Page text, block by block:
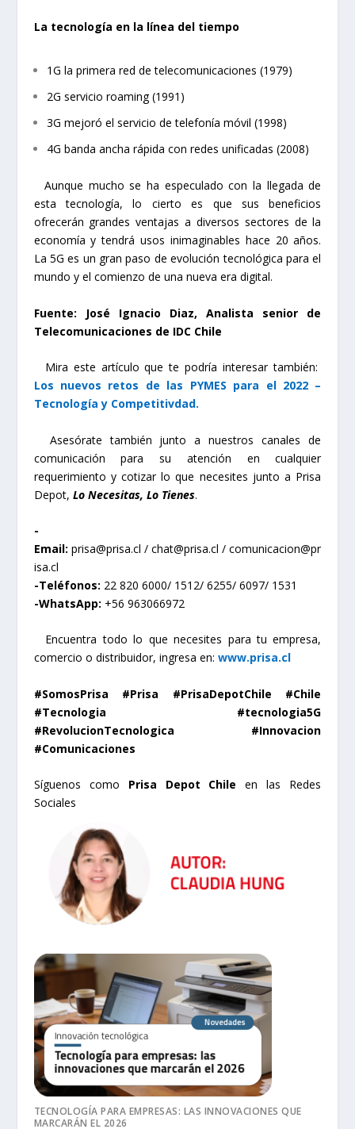
La tecnología en la línea del tiempo
1G la primera red de telecomunicaciones (1979)
2G servicio roaming (1991)
3G mejoró el servicio de telefonía móvil (1998)
4G banda ancha rápida con redes unificadas (2008)
Aunque mucho se ha especulado con la llegada de
esta tecnología, lo cierto es que sus beneficios
ofrecerán grandes ventajas a diversos sectores de la
economía y tendrá usos inimaginables hace 20 años.
La 5G es un gran paso de evolución tecnológica para el
mundo y el comienzo de una nueva era digital.
Fuente:
José Ignacio Diaz, Analista senior de
Telecomunicaciones de IDC Chile
Mira este artículo que te podría interesar también:
Los nuevos retos de las PYMES para el 2022 –
Tecnología y Competitivdad.
Asesórate también junto a nuestros canales de
comunicación para su atención en cualquier
requerimiento y cotizar lo que necesites junto a Prisa
Depot, Lo Necesitas, Lo Tienes.
-
Email: prisa@prisa.cl /chat@prisa.cl /comunicacion@pr
isa.cl
-Teléfonos: 22 820 6000/ 1512/ 6255/ 6097/ 1531
-WhatsApp: +56 963066972
Encuentra todo lo que necesites para tu empresa,
comercio o distribuidor, ingresa en: www.prisa.cl
#SomosPrisa #Prisa #PrisaDepotChile #Chile
#Tecnologia #tecnologia5G
#RevolucionTecnologica #Innovacion
#Comunicaciones
Síguenos como Prisa Depot Chile en las Redes
Sociales
TECNOLOGÍA PARA EMPRESAS: LAS INNOVACIONES QUE
MARCARÁN EL 2026